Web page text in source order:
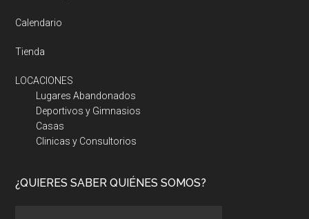
Calendario
Tienda
LOCACIONES
Lugares Abandonados
Deportivos y Gimnasios
Casas
Clinicas y Consultorios
¿QUIERES SABER QUIÉNES SOMOS?